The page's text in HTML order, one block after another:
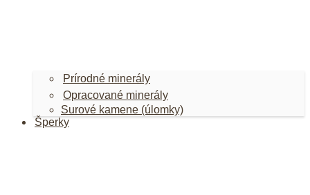
Prírodné minerály
Opracované minerály
Surové kamene (úlomky)
Šperky